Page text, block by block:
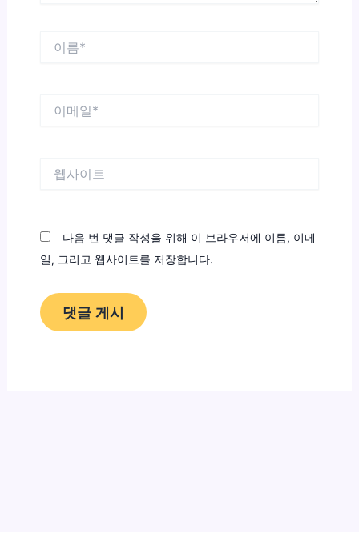
다음 번 댓글 작성을 위해 이 브라우저에 이름, 이메
일, 그리고 웹사이트를 저장합니다.